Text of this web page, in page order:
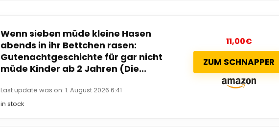
Wenn sieben müde kleine Hasen
abends in ihr Bettchen rasen:
Gutenachtgeschichte für gar nicht
müde Kinder ab 2 Jahren (Die...
Last update was on: 1. August 2026 6:41
in stock
11,00€
ZUM SCHNAPPER